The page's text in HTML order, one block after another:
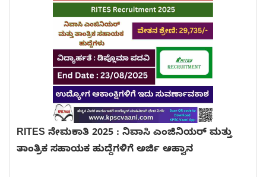
RITES ನೇಮಕಾತಿ 2025 : ನಿವಾಸಿ ಎಂಜಿನಿಯರ್ ಮತ್ತು
ತಾಂತ್ರಿಕ ಸಹಾಯಕ ಹುದ್ದೆಗಳಿಗೆ ಅರ್ಜಿ ಆಹ್ವಾನ